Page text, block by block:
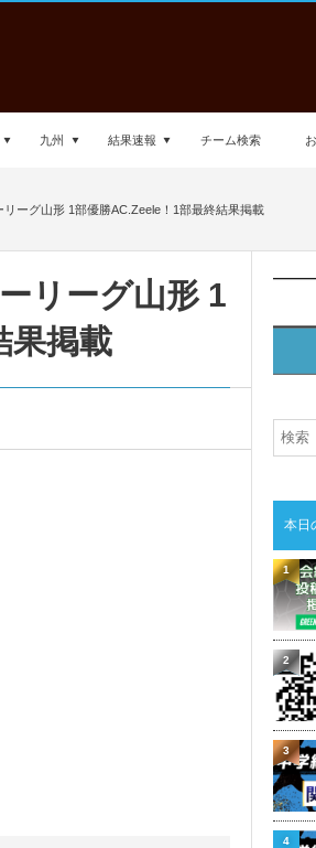
九州 結果速報 チーム検索
ーグ山形 1部優勝AC.Zeele！1部最終結果掲載
リーグ山形 1
果掲載
本日
1
2
3
4